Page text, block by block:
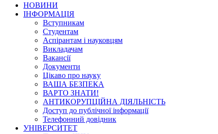
НОВИНИ
ІНФОРМАЦІЯ
Вступникам
Студентам
Аспірантам і науковцям
Викладачам
Вакансії
Документи
Цікаво про науку
ВАША БЕЗПЕКА
ВАРТО ЗНАТИ!
АНТИКОРУПЦІЙНА ДІЯЛЬНІСТЬ
Доступ до публічної інформації
Телефонний довідник
УНІВЕРСИТЕТ